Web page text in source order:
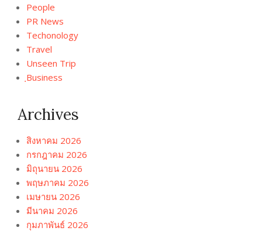
People
PR News
Techonology
Travel
Unseen Trip
ฺBusiness
Archives
สิงหาคม 2026
กรกฎาคม 2026
มิถุนายน 2026
พฤษภาคม 2026
เมษายน 2026
มีนาคม 2026
กุมภาพันธ์ 2026